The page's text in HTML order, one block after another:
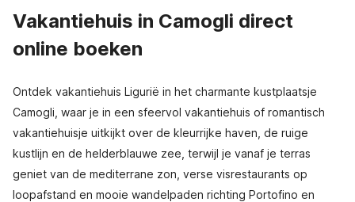
Vakantiehuis in Camogli direct
online boeken
Ontdek vakantiehuis Ligurië in het charmante kustplaatsje
Camogli, waar je in een sfeervol vakantiehuis of romantisch
vakantiehuisje uitkijkt over de kleurrijke haven, de ruige
kustlijn en de helderblauwe zee, terwijl je vanaf je terras
geniet van de mediterrane zon, verse visrestaurants op
loopafstand en mooie wandelpaden richting Portofino en